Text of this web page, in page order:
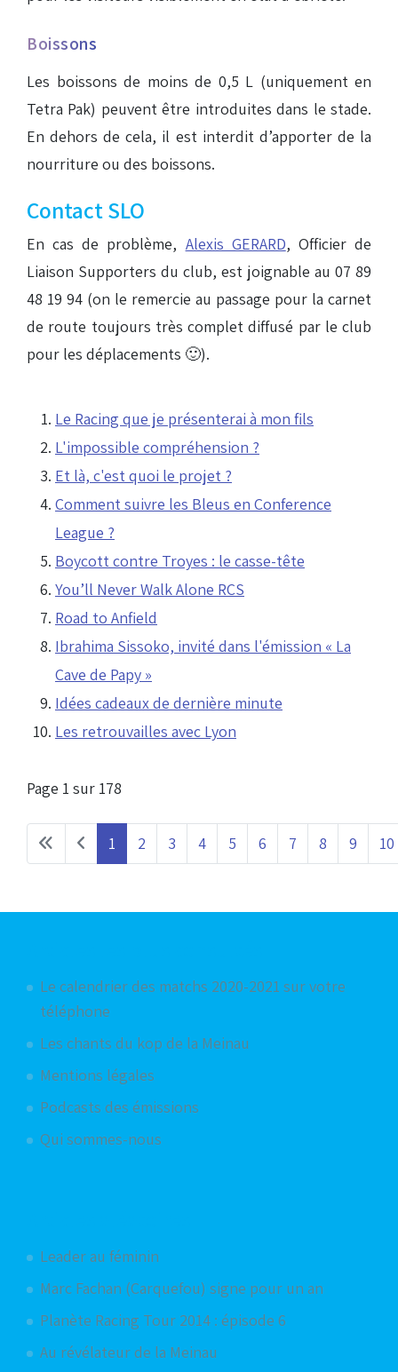
Boissons
Les boissons de moins de 0,5 L (uniquement en
Tetra Pak) peuvent être introduites dans le stade.
En dehors de cela, il est interdit d’apporter de la
nourriture ou des boissons.
Contact SLO
En cas de problème, Alexis GERARD, Officier de
Liaison Supporters du club, est joignable au 07 89
48 19 94 (on le remercie au passage pour la carnet
de route toujours très complet diffusé par le club
pour les déplacements 🙂).
Le Racing que je présenterai à mon fils
L'impossible compréhension ?
Et là, c'est quoi le projet ?
Comment suivre les Bleus en Conference
League ?
Boycott contre Troyes : le casse-tête
You’ll Never Walk Alone RCS
Road to Anfield
Ibrahima Sissoko, invité dans l'émission « La
Cave de Papy »
Idées cadeaux de dernière minute
Les retrouvailles avec Lyon
Page 1 sur 178
1 2 3 4 5 6 7 8 9 10
Le calendrier des matchs 2020-2021 sur votre
téléphone
Les chants du kop de la Meinau
Mentions légales
Podcasts des émissions
Qui sommes-nous
Leader au féminin
Marc Fachan (Carquefou) signe pour un an
Planète Racing Tour 2014 : épisode 6
Au révélateur de la Meinau